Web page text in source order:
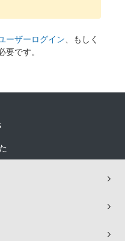
ーザーログイン 、もしく
要です。